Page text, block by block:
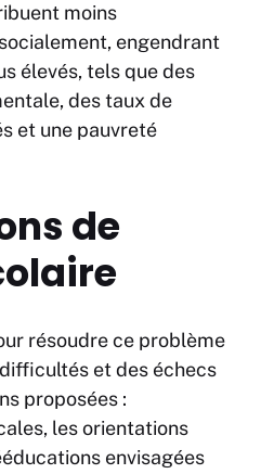
moins
engendrant
élevés, tels que des
des taux de
et une pauvreté
de
résoudre ce problème
et des échecs
proposées :
les orientations
envisagées